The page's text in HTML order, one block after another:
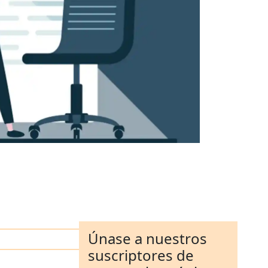
Únase a nuestros
suscriptores de